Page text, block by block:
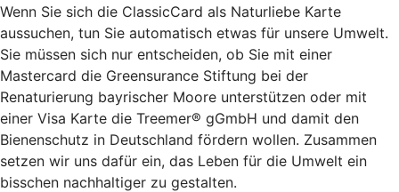
Wenn Sie sich die ClassicCard als Naturliebe Karte
aussuchen, tun Sie automatisch etwas für unsere Umwelt.
Sie müssen sich nur entscheiden, ob Sie mit einer
Mastercard die Greensurance Stiftung bei der
Renaturierung bayrischer Moore unterstützen oder mit
einer Visa Karte die Treemer® gGmbH und damit den
Bienenschutz in Deutschland fördern wollen. Zusammen
setzen wir uns dafür ein, das Leben für die Umwelt ein
bisschen nachhaltiger zu gestalten.